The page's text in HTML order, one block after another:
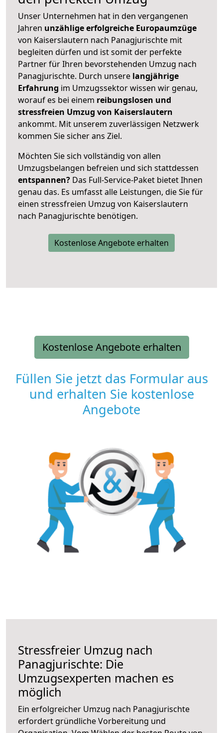
Unser Unternehmen hat in den vergangenen
Jahren unzählige erfolgreiche Europaumzüge
von Kaiserslautern nach Panagjurischte mit
begleiten dürfen und ist somit der perfekte
Partner für Ihren bevorstehenden Umzug nach
Panagjurischte. Durch unsere langjährige
Erfahrung im Umzugssektor wissen wir genau,
worauf es bei einem reibungslosen und
stressfreien Umzug von Kaiserslautern
ankommt. Mit unserem zuverlässigen Netzwerk
kommen Sie sicher ans Ziel.
Möchten Sie sich vollständig von allen
Umzugsbelangen befreien und sich stattdessen
entspannen? Das Full-Service-Paket bietet Ihnen
genau das. Es umfasst alle Leistungen, die Sie für
einen stressfreien Umzug von Kaiserslautern
nach Panagjurischte benötigen.
Kostenlose Angebote erhalten
Kostenlose Angebote erhalten
Füllen Sie jetzt das Formular aus
und erhalten Sie kostenlose
Angebote
Stressfreier Umzug nach
Panagjurischte: Die
Umzugsexperten machen es
möglich
Ein erfolgreicher Umzug nach Panagjurischte
erfordert gründliche Vorbereitung und